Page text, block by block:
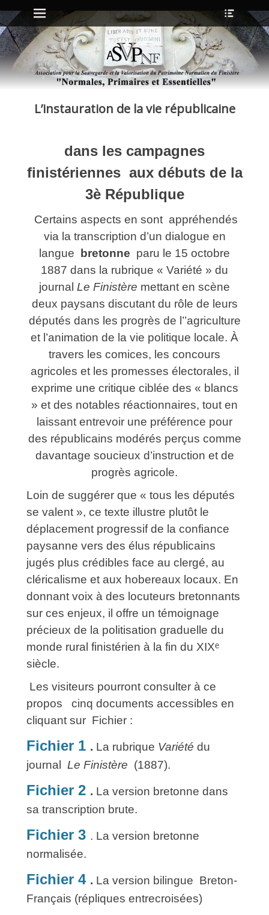
Menu principal
Aller
au
contenu
l’en-
tête
L’instauration de la vie républicaine
dans les campagnes
finistériennes aux débuts de la
3è République
Certains aspects en sont appréhendés
via la transcription d’un dialogue en
langue
bretonne paru le 15 octobre
1887 dans la rubrique « Variété » du
journal Le Finistère mettant en scène
deux paysans discutant du rôle de leurs
députés dans les progrès de l’’agriculture
et l’animation de la vie politique locale. À
travers les comices, les concours
agricoles et les promesses électorales, il
exprime une critique ciblée des « blancs
» et des notables réactionnaires, tout en
laissant entrevoir une préférence pour
des républicains modérés perçus comme
davantage soucieux d’instruction et de
progrès agricole.
Loin de suggérer que « tous les députés
se valent », ce texte illustre plutôt le
déplacement progressif de la confiance
paysanne vers des élus républicains
jugés plus crédibles face au clergé, au
cléricalisme et aux hobereaux locaux. En
donnant voix à des locuteurs bretonnants
sur ces enjeux, il offre un témoignage
précieux de la politisation graduelle du
monde rural finistérien à la fin du XIXᵉ
siècle.
Les visiteurs pourront consulter à ce
propos cinq documents accessibles en
cliquant sur Fichier :
Fichier 1 . La rubrique Variété du
journal Le Finistère (1887).
Fichier 2 . La version bretonne dans
sa transcription brute.
Fichier 3 . La version bretonne
normalisée.
Fichier 4 . La version bilingue Breton-
Français (répliques entrecroisées)